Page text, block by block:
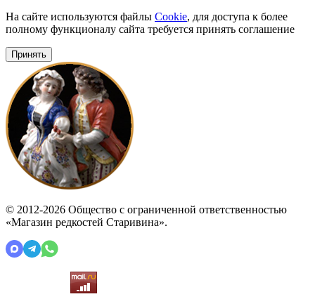
На сайте используются файлы Cookie, для доступа к более
полному функционалу сайта требуется принять соглашение
Принять
© 2012-2026 Общество с ограниченной ответственностью
«Магазин редкостей Старивина».